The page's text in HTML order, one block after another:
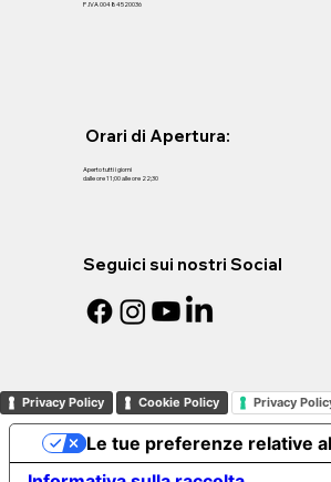
P .IVA 00484520036
Aperto tutti i giorni
dalle ore 11;00 alle ore 22;30
Orari di Apertura:
Seguici sui nostri Social
Privacy Policy Cookie Policy Privacy
Le tue preferenze relative